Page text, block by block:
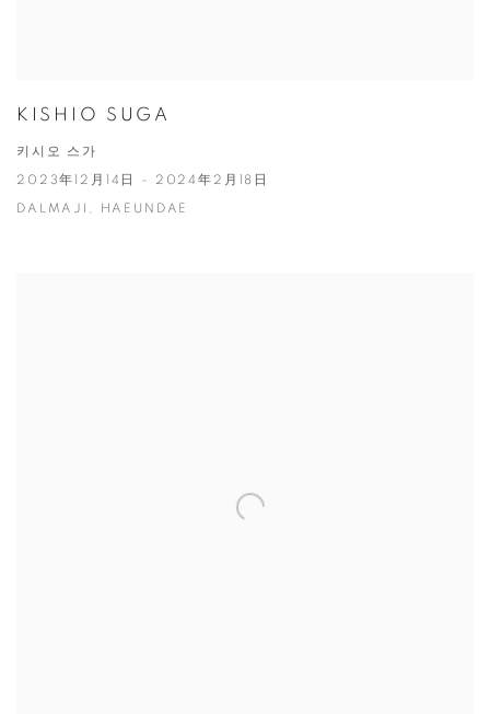
KISHIO SUGA
키시오 스가
2023年12月14日 - 2024年2月18日
DALMAJI, HAEUNDAE